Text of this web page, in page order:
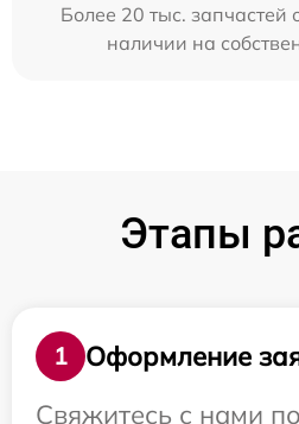
Более 20 тыс. запчастей
наличии на
Этапы
1
Оформление
Свяжитесь с нами